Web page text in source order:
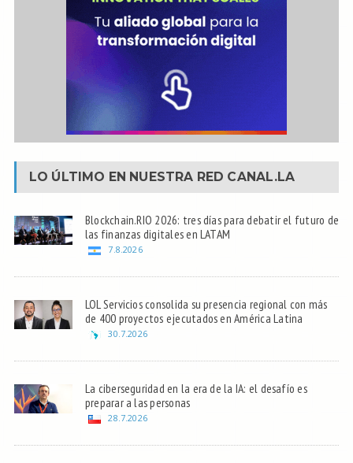
LO ÚLTIMO EN NUESTRA RED CANAL.LA
Blockchain.RIO 2026: tres días para debatir el futuro de
las finanzas digitales en LATAM
7.8.2026
LOL Servicios consolida su presencia regional con más
de 400 proyectos ejecutados en América Latina
30.7.2026
La ciberseguridad en la era de la IA: el desafío es
preparar a las personas
28.7.2026